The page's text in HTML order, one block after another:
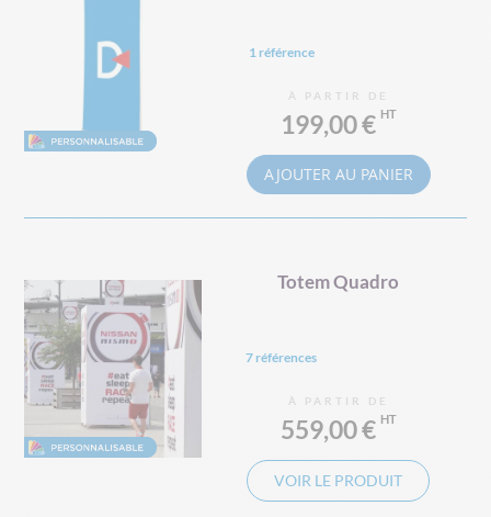
1 référence
À PARTIR DE
199,00 €
AJOUTER AU PANIER
Totem Quadro
7 références
À PARTIR DE
559,00 €
VOIR LE PRODUIT